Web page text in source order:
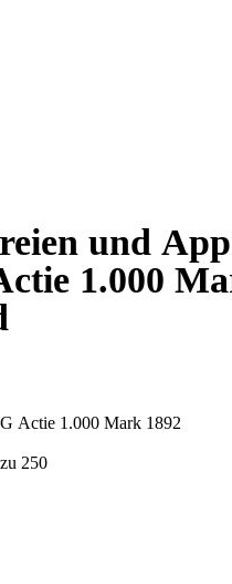
und
1.000
Actie 1.000 Mark 1892
250